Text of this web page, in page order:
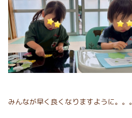
みんなが早く良くなりますように。。。